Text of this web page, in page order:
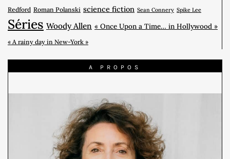
Redford Roman Polanski science fiction Sean Connery Spike Lee
Séries Woody Allen « Once Upon a Time… in Hollywood »
« A rainy day in New-York »
A PROPOS